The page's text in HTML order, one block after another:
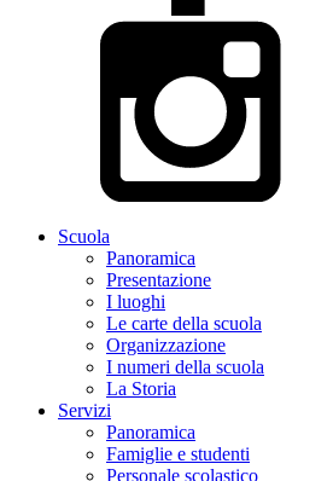
Scuola
Panoramica
Presentazione
I luoghi
Le carte della scuola
Organizzazione
I numeri della scuola
La Storia
Servizi
Panoramica
Famiglie e studenti
Personale scolastico